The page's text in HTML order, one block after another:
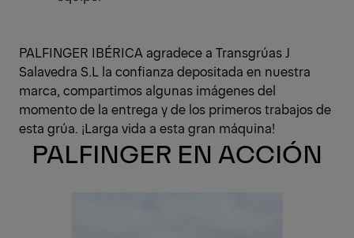
PALFINGER IBÉRICA agradece a Transgrúas J
Salavedra S.L la confianza depositada en nuestra
marca, compartimos algunas imágenes del
momento de la entrega y de los primeros trabajos de
esta grúa. ¡Larga vida a esta gran máquina!
PALFINGER EN ACCIÓN